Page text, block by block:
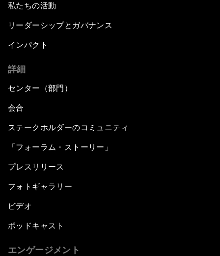
私たちの活動
リーダーシップとガバナンス
インパクト
詳細
センター（部門）
会合
ステークホルダーのコミュニティ
「フォーラム・ストーリー」
プレスリリース
フォトギャラリー
ビデオ
ポッドキャスト
エンゲージメント